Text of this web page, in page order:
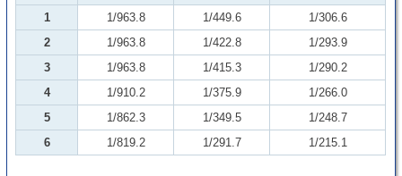
1 1/963.8 1/449.6
1/306.6
2
1/963.8 1/422.8
1/293.9
3
1/963.8 1/415.3
1/290.2
4
1/910.2 1/375.9
1/266.0
5
1/862.3 1/349.5
1/248.7
6
1/819.2 1/291.7 1/215.1